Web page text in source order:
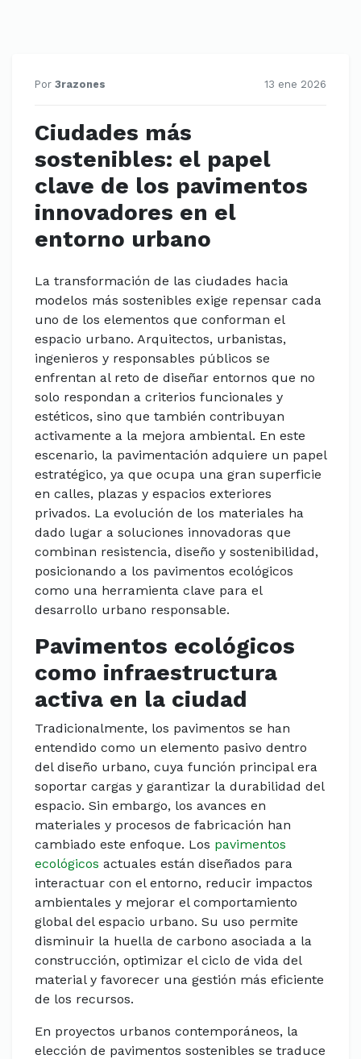
Por 3razones 13 ene 2026
Ciudades más
sostenibles: el papel
clave de los pavimentos
innovadores en el
entorno urbano
La transformación de las ciudades hacia
modelos más sostenibles exige repensar cada
uno de los elementos que conforman el
espacio urbano. Arquitectos, urbanistas,
ingenieros y responsables públicos se
enfrentan al reto de diseñar entornos que no
solo respondan a criterios funcionales y
estéticos, sino que también contribuyan
activamente a la mejora ambiental. En este
escenario, la pavimentación adquiere un papel
estratégico, ya que ocupa una gran superficie
en calles, plazas y espacios exteriores
privados. La evolución de los materiales ha
dado lugar a soluciones innovadoras que
combinan resistencia, diseño y sostenibilidad,
posicionando a los pavimentos ecológicos
como una herramienta clave para el
desarrollo urbano responsable.
Pavimentos ecológicos
como infraestructura
activa en la ciudad
Tradicionalmente, los pavimentos se han
entendido como un elemento pasivo dentro
del diseño urbano, cuya función principal era
soportar cargas y garantizar la durabilidad del
espacio. Sin embargo, los avances en
materiales y procesos de fabricación han
cambiado este enfoque. Los pavimentos
ecológicos actuales están diseñados para
interactuar con el entorno, reducir impactos
ambientales y mejorar el comportamiento
global del espacio urbano. Su uso permite
disminuir la huella de carbono asociada a la
construcción, optimizar el ciclo de vida del
material y favorecer una gestión más eficiente
de los recursos.
En proyectos urbanos contemporáneos, la
elección de pavimentos sostenibles se traduce